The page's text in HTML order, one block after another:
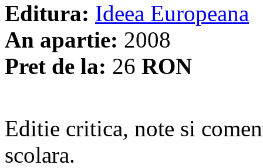
Editura: Ideea Europeana
An apartie: 2008
Pret de la: 26 RON
Editie critica, note si
scolara.